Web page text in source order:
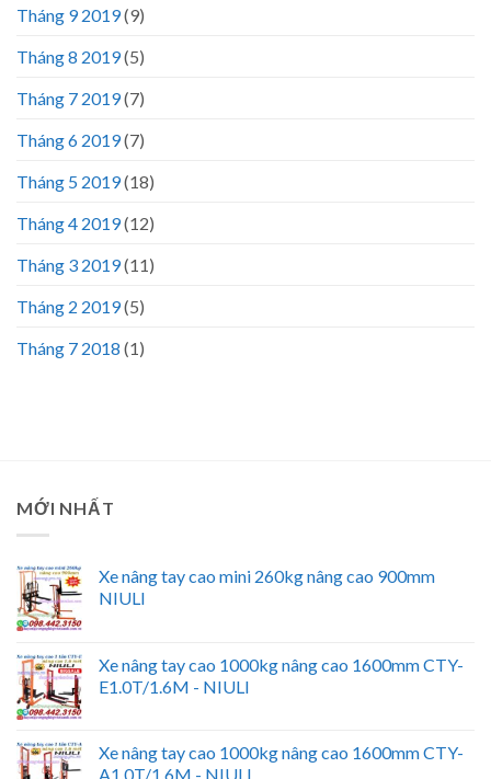
Tháng 9 2019(9)
Tháng 8 2019(5)
Tháng 7 2019(7)
Tháng 6 2019(7)
Tháng 5 2019(18)
Tháng 4 2019(12)
Tháng 3 2019(11)
Tháng 2 2019(5)
Tháng 7 2018 (1)
MỚI NHẤT
Xe nâng tay cao mini 260kg nâng cao 900mm
NIULI
Xe nâng tay cao 1000kg nâng cao 1600mm CTY-
E1.0T/1.6M - NIULI
Xe nâng tay cao 1000kg nâng cao 1600mm CTY-
A1.0T/1.6M - NIULI